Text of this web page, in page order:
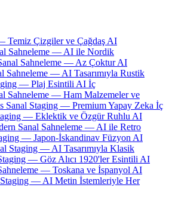
Temiz Çizgiler ve Çağdaş AI
Sahneleme — AI ile Nordik
Sahneleme — Az Çoktur AI
Sahneleme — AI Tasarımıyla Rustik
— Plaj Esintili AI İç
Sahneleme — Ham Malzemeler ve
Sanal Staging — Premium Yapay Zeka İç
— Eklektik ve Özgür Ruhlu AI
Sanal Sahneleme — AI ile Retro
— Japon-İskandinav Füzyon AI
Staging — AI Tasarımıyla Klasik
— Göz Alıcı 1920'ler Esintili AI
— Toskana ve İspanyol AI
— AI Metin İstemleriyle Her